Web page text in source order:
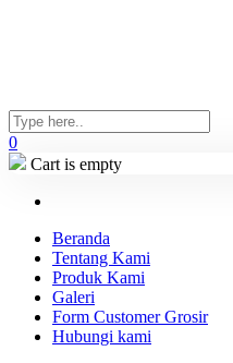
0
Cart is empty
Beranda
Tentang Kami
Produk Kami
Galeri
Form Customer Grosir
Hubungi kami